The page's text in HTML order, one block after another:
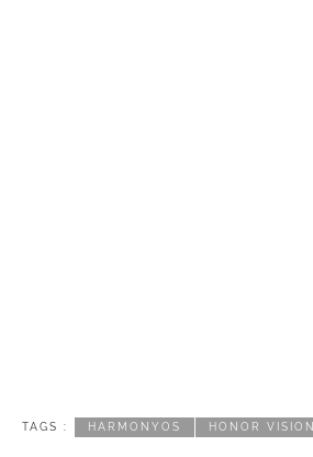
TAGS : HARMONYOS HONOR VISION